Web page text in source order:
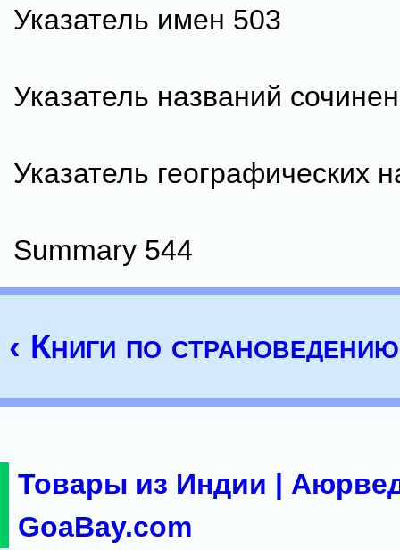
Указатель имен 503
Указатель названий
Указатель географических
Summary 544
‹ Книги по страноведению
Товары из Индии |
GoaBay.com